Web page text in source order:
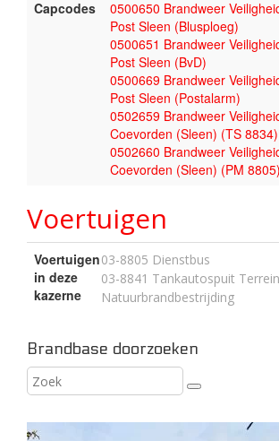
Capcodes
0500650 Brandweer
Post Sleen (Blusploeg)
0500651 Brandweer
Post Sleen (BvD)
0500669 Brandweer
Post Sleen (Postalarm)
0502659 Brandweer
Coevorden (Sleen) (TS 8834)
0502660 Brandweer
Coevorden (Sleen) (PM 8805)
Voertuigen
Voertuigen
in deze
kazerne
03-8805 Dienstbus
03-8841 Tankautospuit
Natuurbrandbestrijding
Brandbase doorzoeken